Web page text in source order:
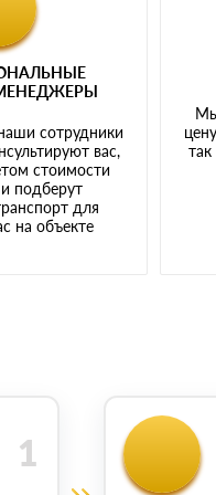
сотрудники
вас,
стоимости
подберут
для
на объекте